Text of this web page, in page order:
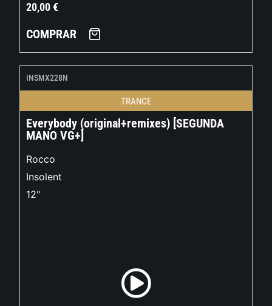
20,00€
COMPRAR
INSMX228N
TRANCE
Everybody (original+remixes) [SEGUNDA
MANO VG+]
Rocco
Insolent
12"